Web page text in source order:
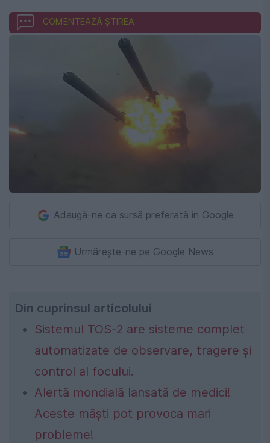
COMENTEAZĂ ȘTIREA
Adaugă-ne ca sursă preferată în Google
Urmărește-ne pe Google News
Din cuprinsul articolului
Sistemul TOS-2 are sisteme complet
automatizate de observare, tragere și
control al focului.
Alertă mondială lansată de medici!
Aceste măști pot provoca mari
probleme!